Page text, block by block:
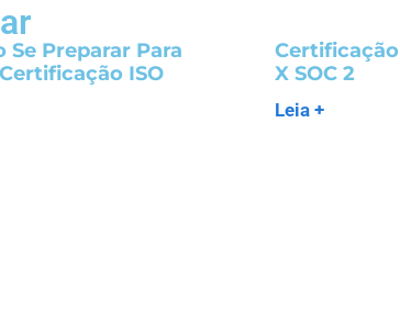
Se Preparar Para
ISO
Certificação
X SOC 2
Leia +